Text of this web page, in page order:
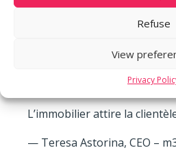
Refuse
View
Privacy
marché. notre savoir-faire
que nous offrons à nos
L’immobilier attire la
— Teresa Astorina, CEO –